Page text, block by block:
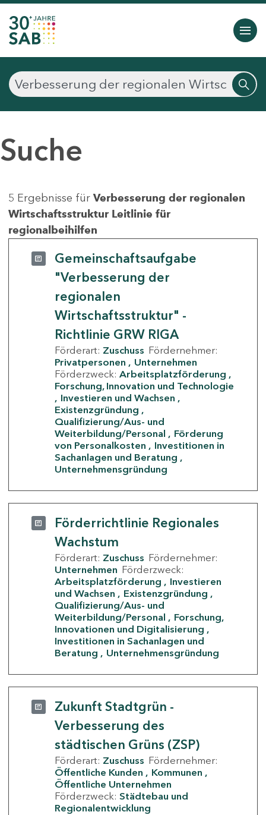
Suche
5 Ergebnisse für Verbesserung der regionalen
Wirtschaftsstruktur Leitlinie für
regionalbeihilfen
Gemeinschaftsaufgabe
"Verbesserung der
regionalen
Wirtschaftsstruktur" -
Richtlinie GRW RIGA
Förderart: Zuschuss Fördernehmer:
Privatpersonen
Unternehmen
Förderzweck: Arbeitsplatzförderung
Forschung, Innovation und Technologie
Investieren und Wachsen
Existenzgründung
Qualifizierung/Aus- und
Weiterbildung/Personal
Förderung
von Personalkosten
Investitionen in
Sachanlagen und Beratung
Unternehmensgründung
Förderrichtlinie Regionales
Wachstum
Förderart: Zuschuss Fördernehmer:
Unternehmen Förderzweck:
Arbeitsplatzförderung
Investieren
und Wachsen
Existenzgründung
Qualifizierung/Aus- und
Weiterbildung/Personal
Forschung,
Innovationen und Digitalisierung
Investitionen in Sachanlagen und
Beratung
Unternehmensgründung
Zukunft Stadtgrün -
Verbesserung des
städtischen Grüns (ZSP)
Förderart: Zuschuss Fördernehmer:
Öffentliche Kunden
Kommunen
Öffentliche Unternehmen
Förderzweck: Städtebau und
Regionalentwicklung